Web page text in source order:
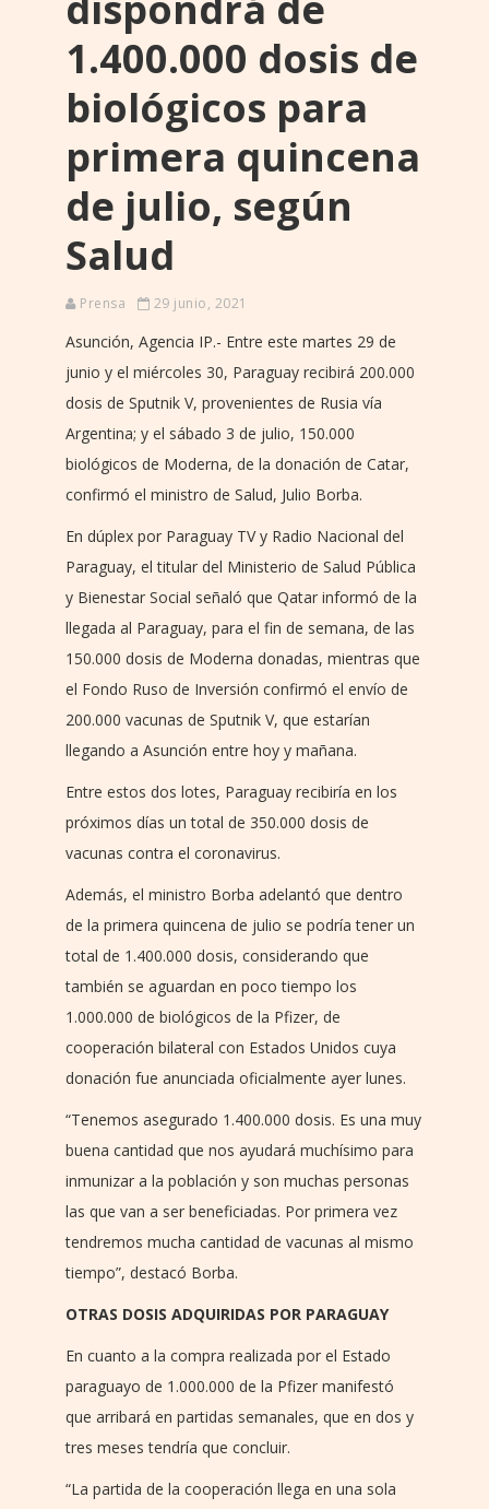
1.400.000 dosis de
biológicos para
primera quincena
de julio, según
Salud
Prensa 29 junio, 2021
Asunción, Agencia IP.- Entre este martes 29 de
junio y el miércoles 30, Paraguay recibirá 200.000
dosis de Sputnik V, provenientes de Rusia vía
Argentina; y el sábado 3 de julio, 150.000
biológicos de Moderna, de la donación de Catar,
confirmó el ministro de Salud, Julio Borba.
En dúplex por Paraguay TV y Radio Nacional del
Paraguay, el titular del Ministerio de Salud Pública
y Bienestar Social señaló que Qatar informó de la
llegada al Paraguay, para el fin de semana, de las
150.000 dosis de Moderna donadas, mientras que
el Fondo Ruso de Inversión confirmó el envío de
200.000 vacunas de Sputnik V, que estarían
llegando a Asunción entre hoy y mañana.
Entre estos dos lotes, Paraguay recibiría en los
próximos días un total de 350.000 dosis de
vacunas contra el coronavirus.
Además, el ministro Borba adelantó que dentro
de la primera quincena de julio se podría tener un
total de 1.400.000 dosis, considerando que
también se aguardan en poco tiempo los
1.000.000 de biológicos de la Pfizer, de
cooperación bilateral con Estados Unidos cuya
donación fue anunciada oficialmente ayer lunes.
“Tenemos asegurado 1.400.000 dosis. Es una muy
buena cantidad que nos ayudará muchísimo para
inmunizar a la población y son muchas personas
las que van a ser beneficiadas. Por primera vez
tendremos mucha cantidad de vacunas al mismo
tiempo”, destacó Borba.
OTRAS DOSIS ADQUIRIDAS POR PARAGUAY
En cuanto a la compra realizada por el Estado
paraguayo de 1.000.000 de la Pfizer manifestó
que arribará en partidas semanales, que en dos y
tres meses tendría que concluir.
“La partida de la cooperación llega en una sola